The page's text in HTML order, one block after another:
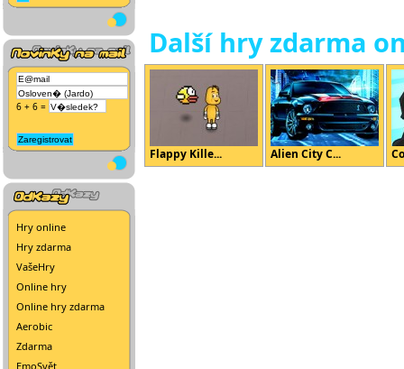
6 + 6 =
Hry online
Hry zdarma
VašeHry
Online hry
Online hry zdarma
Aerobic
Zdarma
EmoSvět
Další hry zdarma
Flappy Kille... Alien City C...